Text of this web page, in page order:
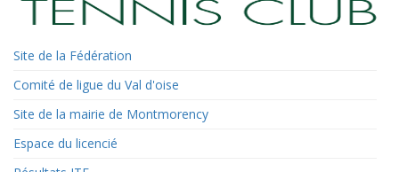
Site de la Fédération
Comité de ligue du Val d'oise
Site de la mairie de Montmorency
Espace du licencié